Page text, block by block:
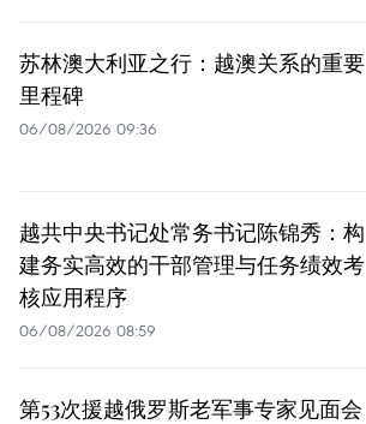
苏林澳大利亚之行：越澳关系的重要
里程碑
06/08/2026 09:36
越共中央书记处常务书记陈锦秀：构
建务实高效的干部管理与任务绩效考
核应用程序
06/08/2026 08:59
第53次援越俄罗斯老军事专家见面会